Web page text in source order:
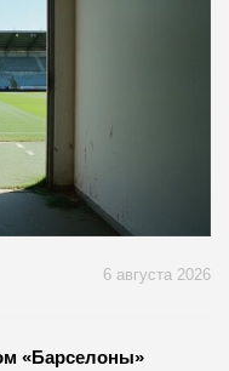
6 августа 2026
«Барселоны»